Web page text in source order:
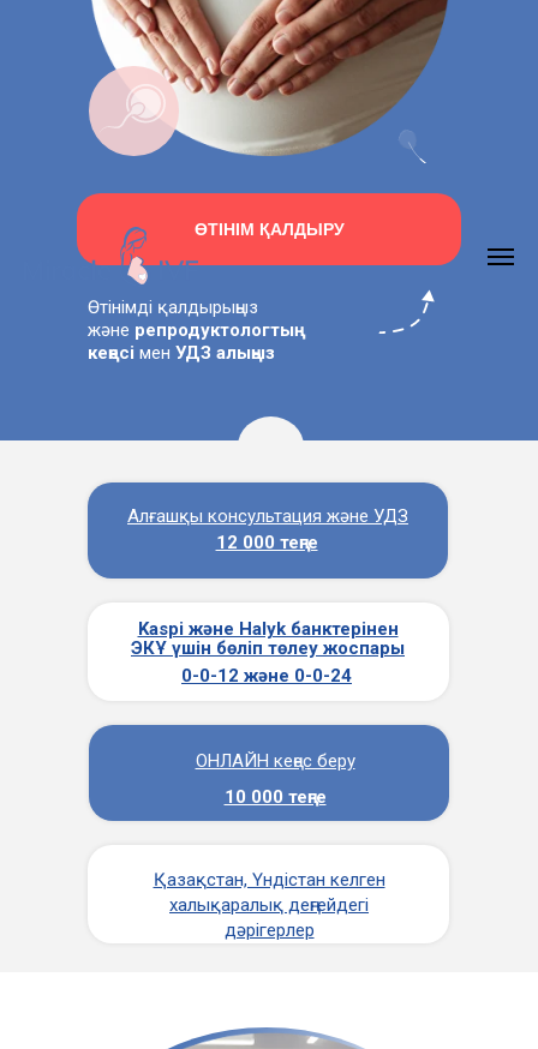
Өтінімді қалдырыңыз
және репродуктологтың
кеңесі мен УДЗ алыңыз
ӨТІНІМ ҚАЛДЫРУ
Қазақстан, Үндістан келген
халықаралық деңгейдегі
дәрігерлер
Алғашқы консультация және УДЗ
12 000 теңге
ОНЛАЙН кеңес беру
10 000 теңге
Kaspi және Halyk банктерінен
ЭКҰ үшін бөліп төлеу жоспары
0-0-12 және 0-0-24